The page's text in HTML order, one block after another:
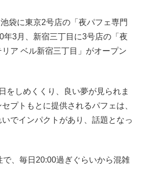
袋に東京2号店の「夜パフェ専門
年3月、新宿三丁目に3号店の「夜
ア ベル新宿三丁目」がオープン
をしめくくり、良い夢が見られま
プトもとに提供されるパフェは、
でインパクトがあり、話題となっ
で、毎日20:00過ぎぐらいから混雑